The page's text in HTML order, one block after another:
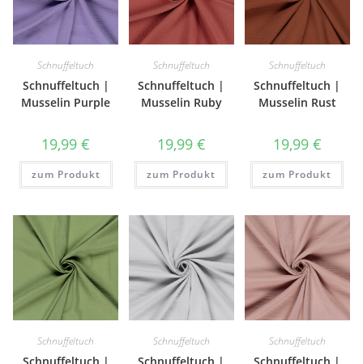
Schnuffeltuch
Schnuffeltuch |
Musselin Purple
19,99€
zum Produkt
Schnuffeltuch
Schnuffeltuch |
Musselin Ruby
19,99 €
zum Produkt
Schnuffeltuch
Schnuffeltuch |
Musselin Rust
19,99 €
zum Produkt
Schnuffeltuch Schnuffeltuch Schnuffeltuch